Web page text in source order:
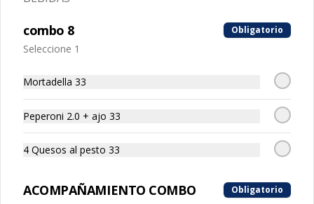
Tripasta de Tonny
-  Fetuccini boloñesa
-  Ñoki al pesto
-  Penne rigatti alfredo
combo 8 Obligatorio
Seleccione 1
Mortadella 33
Peperoni 2.0 + ajo 33
4 Quesos al pesto 33
ACOMPAÑAMIENTO COMBO Obligatorio